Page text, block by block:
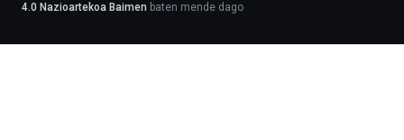
4.0 Nazioartekoa Baimen baten mende dago